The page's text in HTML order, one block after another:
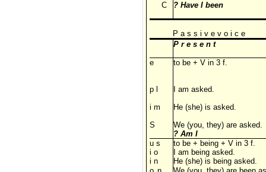
C
? Have I been
P a s s i v e v o i c e
P r e s e n t
e to be + V in 3 f.
p l
I am asked.
i m
He (she) is asked.
S
We (you, they) are asked.
? Am I
u s
to be + being + V in 3 f.
i o
I am being asked.
i n
He (she) is being asked.